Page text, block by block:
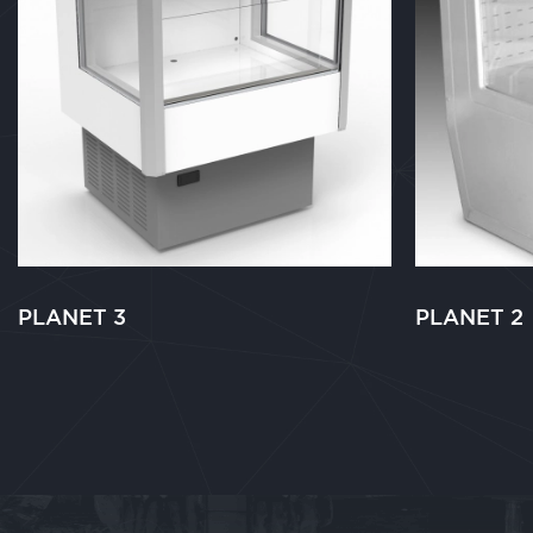
PLANET 3 PLANET 2